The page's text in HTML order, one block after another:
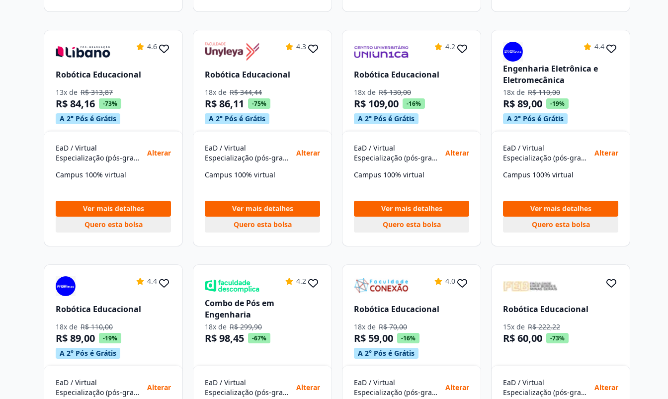
4.6
Robótica Educacional
13x de R$ 313,87
R$ 84,16 -73%
A 2° Pós é Grátis
EaD / Virtual
Especialização (pós-graduação)
Alterar
Campus 100% virtual
Ver mais detalhes
Quero esta bolsa
4.3
Robótica Educacional
18x de R$ 344,44
R$ 86,11 -75%
A 2° Pós é Grátis
EaD / Virtual
Especialização (pós-graduação)
Alterar
Campus 100% virtual
Ver mais detalhes
Quero esta bolsa
4.2
Robótica Educacional
18x de R$ 130,00
R$ 109,00 -16%
A 2° Pós é Grátis
EaD / Virtual
Especialização (pós-graduação)
Alterar
Campus 100% virtual
Ver mais detalhes
Quero esta bolsa
4.4
Engenharia Eletrônica e
Eletromecânica
18x de R$ 110,00
R$ 89,00 -19%
A 2° Pós é Grátis
EaD / Virtual
Especialização (pós-graduação)
Alterar
Campus 100% virtual
Ver mais detalhes
Quero esta bolsa
4.4
Robótica Educacional
18x de R$ 110,00
R$ 89,00 -19%
A 2° Pós é Grátis
EaD / Virtual
Especialização (pós-graduação)
Alterar
4.2
Combo de Pós em
Engenharia
18x de R$ 299,90
R$ 98,45 -67%
EaD / Virtual
Especialização (pós-graduação)
Alterar
4.0
Robótica Educacional
18x de R$ 70,00
R$ 59,00 -16%
A 2° Pós é Grátis
EaD / Virtual
Especialização (pós-graduação)
Alterar
Robótica Educacional
15x de R$ 222,22
R$ 60,00 -73%
EaD / Virtual
Especialização (pós-graduação)
Alterar